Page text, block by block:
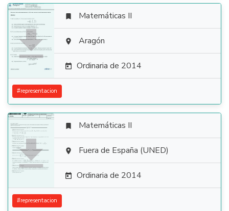

 Matemáticas II
 Aragón
 Ordinaria de 2014
#representacion

 Matemáticas II
 Fuera de España (UNED)
 Ordinaria de 2014
#representacion